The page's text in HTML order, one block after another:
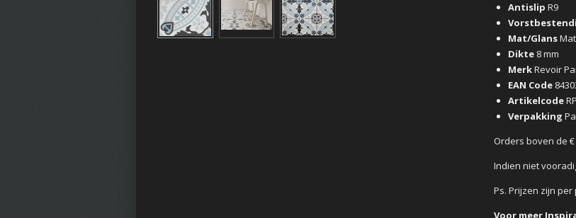
Antislip R9
Mat/GlansMat
Dikte 8 mm
MerkRevoir
EAN Code
Artikelcode
Verpakking
Orders boven de
Indien niet
Ps. Prijzen zijn per
Voor meer